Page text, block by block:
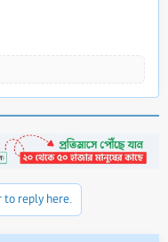
to reply here.